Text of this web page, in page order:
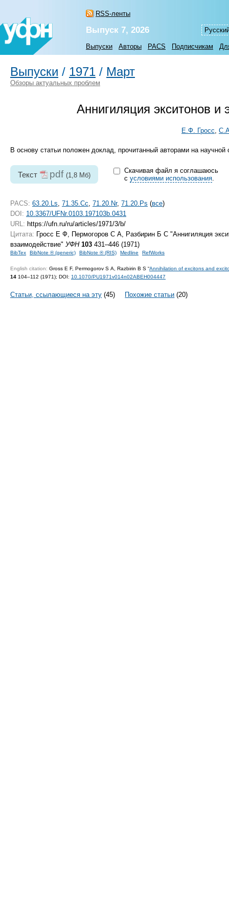
RSS-ленты
Выпуск 7, 2026
Выпуски Авторы PACS Подписчикам
Выпуски / 1971 / Март
Обзоры актуальных проблем
Аннигиляция экситонов и
Е.Ф. Гросс,
В основу статьи положен доклад, прочитанный авторами на
Текст pdf (1,8 Мб)
Скачивая файл я соглашаюсь
с условиями использования.
PACS: 63.20.Ls 71.35.Cc 71.20.Nr, 71.20.Ps (все)
DOI: 10.3367/UFNr.0103.197103b.0431
URL: https://ufn.ru/ru/articles/1971/3/b/
Цитата: Гросс Е Ф, Пермогоров С А, Разбирин Б С "Аннигиляция
взаимодействие" УФН 103 431–446 (1971)
BibTex BibNote ® (generic) BibNote ® (RIS) Medline RefWorks
English citation: Gross E F, Permogorov S A, Razbirin B S “Annihilation of excitons and
14 104–112 (1971); DOI: 10.1070/PU1971v014n02ABEH004447
Статьи, ссылающиеся на эту (45) Похожие статьи (20)